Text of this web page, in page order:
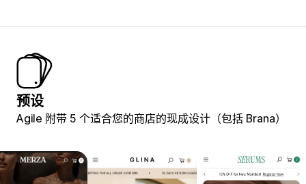
预设
Agile 附带 5 个适合您的商店的现成设计（包括 Brana）